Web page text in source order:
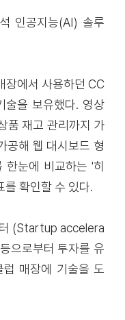
인공지능(AI) 솔루
장에서 사용하던 CC
술을 보유했다. 영상
품 재고 관리까지 가
공해 웹 대시보드 형
한눈에 비교하는 '히
를 확인할 수 있다.
(Startup accelera
으로부터 투자를 유
매장에 기술을 도